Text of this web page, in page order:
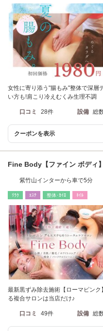
女性に寄り添う"腸もみ"整体で深層
い方も!肩こり冷えむくみ生理不調
口コミ 28件 設備 総
クーポンを表示
Fine Body【ファイン ボディ】
紫竹山インターから車で5分
ﾘﾗｸ ｴｽﾃ 整体･ｶｲﾛ ﾈｲﾙ
最新黒ずみ除去施術【ローマピン
る複合サロンは当店だけ♪
口コミ 49件 設備 総